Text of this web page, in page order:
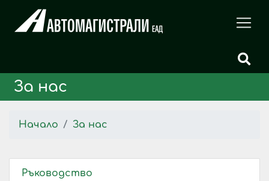
За нас
Начало За нас
Ръководство